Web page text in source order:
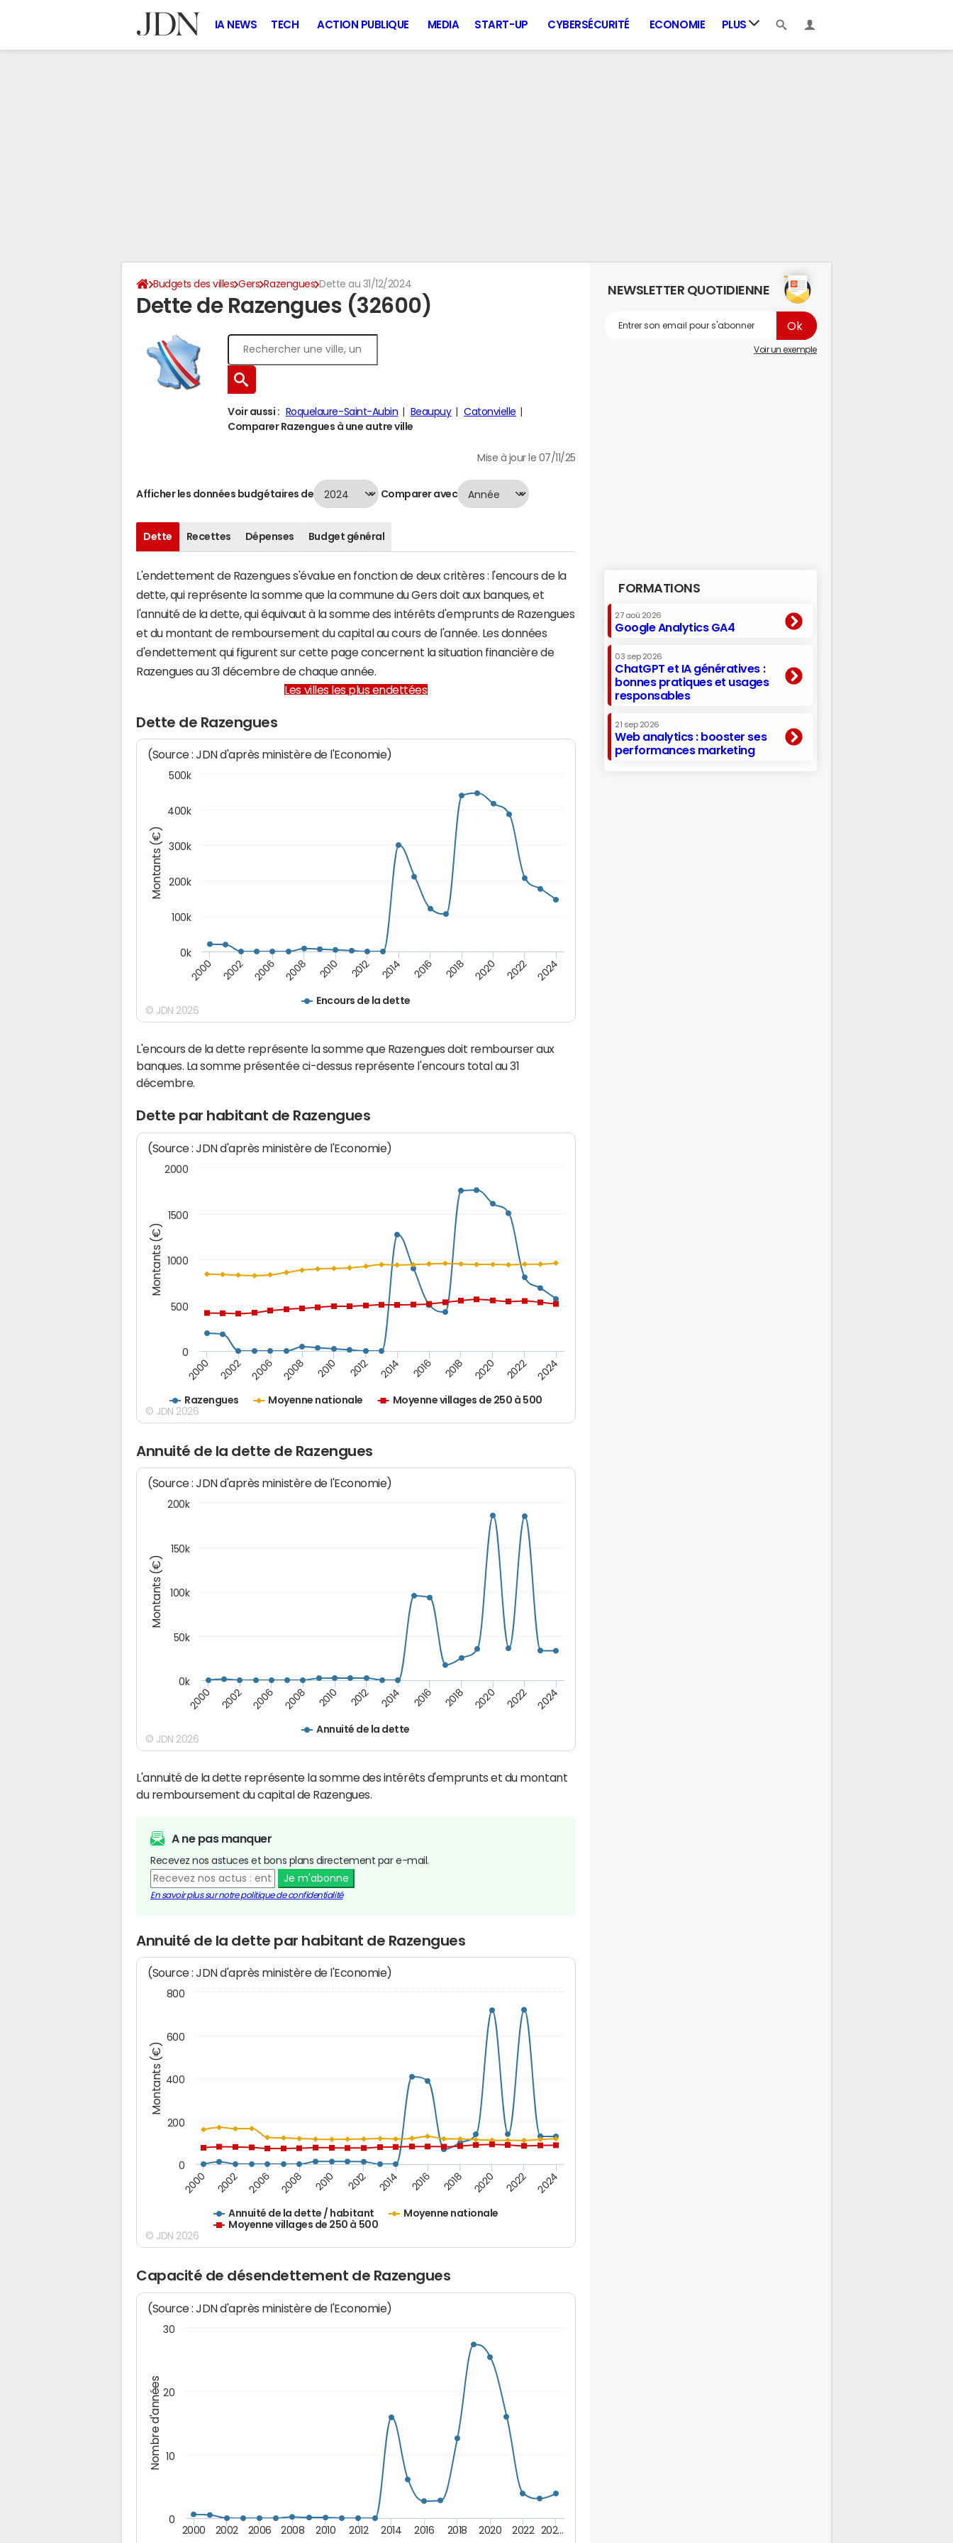
IA NEWS TECH ACTION PUBLIQUE MEDIA START-UP CYBERSÉCURITÉ ECONOMIE PLUS
Budgets des villes Gers Razengues Dette au 31/12/2024
Dette de Razengues (32600)
Voir aussi : Roquelaure-Saint-Aubin Beaupuy
Catonvielle
Comparer Razengues à une autre ville
Mise à jour le 07/11/25
Afficher les données budgétaires de Comparer avec
Dette Recettes Dépenses Budget général
L'endettement de Razengues s'évalue en fonction de deux critères : l'encours de la
dette, qui représente la somme que la commune du Gers doit aux banques, et
l'annuité de la dette, qui équivaut à la somme des intérêts d'emprunts de Razengues
et du montant de remboursement du capital au cours de l'année. Les données
d'endettement qui figurent sur cette page concernent la situation financière de
Razengues au 31 décembre de chaque année.
Les villes les plus endettées
Dette de Razengues
Montants (€)
(Source : JDN d'après ministère de l'Economie)
Encours de la dette
2000 2002 2006 2008 2010 2012 2014 2016 2018 2020 2022 2024
0k
100k
200k
300k
400k
500k
© JDN 2026
L'encours de la dette représente la somme que Razengues doit rembourser aux
banques. La somme présentée ci-dessus représente l'encours total au 31
décembre.
Dette par habitant de Razengues
Montants (€)
(Source : JDN d'après ministère de l'Economie)
Razengues Moyenne nationale Moyenne villages de 250 à 500
2000 2002 2006 2008 2010 2012 2014 2016 2018 2020 2022 2024
0
500
1000
1500
2000
© JDN 2026
Annuité de la dette de Razengues
Montants (€)
(Source : JDN d'après ministère de l'Economie)
Annuité de la dette
2000 2002 2006 2008 2010 2012 2014 2016 2018 2020 2022 2024
0k
50k
100k
150k
200k
© JDN 2026
L'annuité de la dette représente la somme des intérêts d'emprunts et du montant
du remboursement du capital de Razengues.
A ne pas manquer
Recevez nos astuces et bons plans directement par e-mail.
Je m'abonne
En savoir plus sur notre politique de confidentialité
Annuité de la dette par habitant de Razengues
Montants (€)
(Source : JDN d'après ministère de l'Economie)
Annuité de la dette / habitant
Moyenne nationale
Moyenne villages de 250 à 500
2000 2002 2006 2008 2010 2012 2014 2016 2018 2020 2022 2024
0
200
400
600
800
© JDN 2026
Capacité de désendettement de Razengues
Nombre d'années
(Source : JDN d'après ministère de l'Economie)
2000 2002 2006 2008 2010 2012 2014 2016 2018 2020 2022 202…
0
10
20
30
NEWSLETTER QUOTIDIENNE
Voir un exemple
FORMATIONS
27 aoû 2026
Google Analytics GA4
03 sep 2026
ChatGPT et IA génératives :
bonnes pratiques et usages
responsables
21 sep 2026
Web analytics : booster ses
performances marketing